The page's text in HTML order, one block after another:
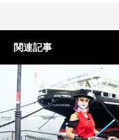
関連記事